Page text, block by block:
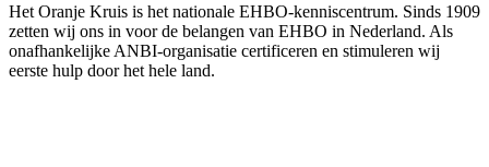
Het Oranje Kruis is het nationale EHBO-kenniscentrum. Sinds 1909
zetten wij ons in voor de belangen van EHBO in Nederland. Als
onafhankelijke ANBI-organisatie certificeren en stimuleren wij
eerste hulp door het hele land.